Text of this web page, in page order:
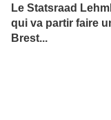
Le Statsraad
qui va partir faire
Brest...